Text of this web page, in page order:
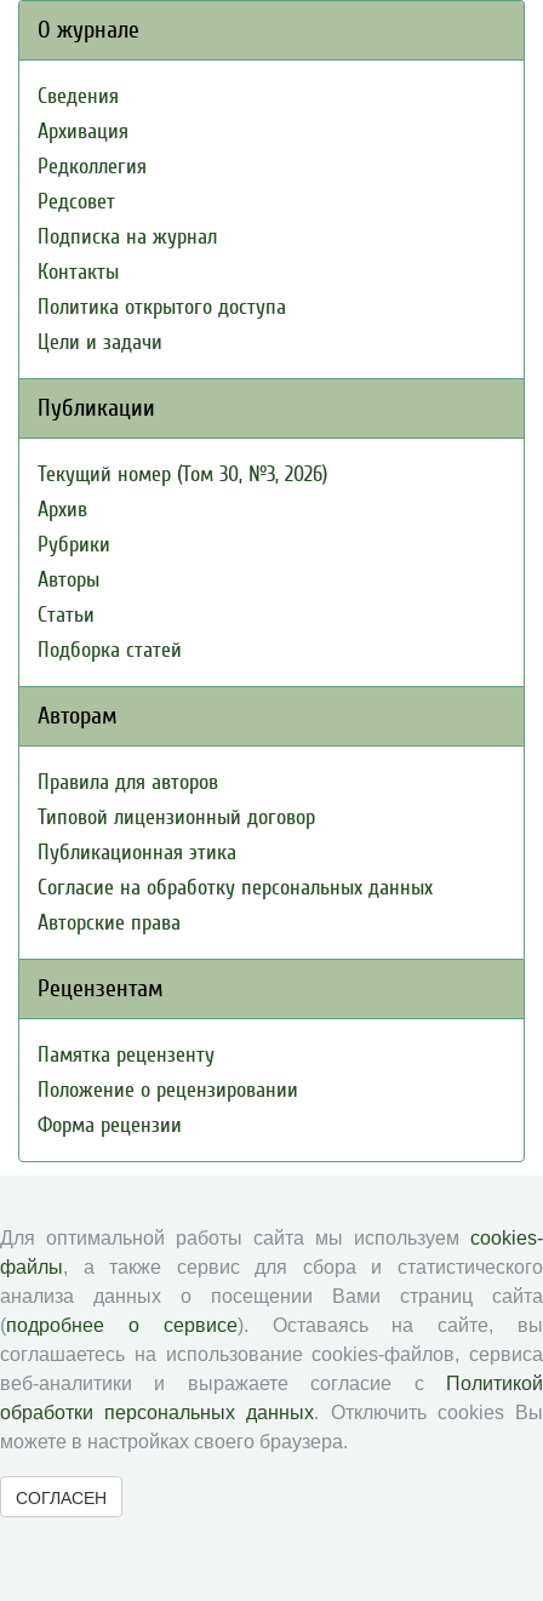
О журнале
Сведения
Архивация
Редколлегия
Редсовет
Подписка на журнал
Контакты
Политика открытого доступа
Цели и задачи
Публикации
Текущий номер (Том 30, №3, 2026)
Архив
Рубрики
Авторы
Статьи
Подборка статей
Авторам
Правила для авторов
Типовой лицензионный договор
Публикационная этика
Согласие на обработку персональных данных
Авторские права
Рецензентам
Памятка рецензенту
Положение о рецензировании
Форма рецензии
Экономические и социальные перемены
Проблемы развития территории
Вопросы территориального развития
Социальное пространство
Юный экономист
АгроЗооТехника
Для оптимальной работы сайта мы используем cookies-
файлы, а также сервис для сбора и статистического
анализа данных о посещении Вами страниц сайта
(подробнее о сервисе). Оставаясь на сайте, вы
соглашаетесь на использование cookies-файлов, сервиса
веб-аналитики и выражаете согласие с
Политикой
обработки персональных данных. Отключить cookies Вы
можете в настройках своего браузера.
СОГЛАСЕН